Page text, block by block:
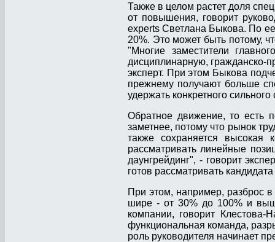
Также в целом растет доля
от повышения, говорит
experts Светлана Быкова. По
20%. Это может быть потому,
"Многие заместители
дисциплинарную, гражданско-
эксперт. При этом Быкова
прежнему получают больше
удержать конкретного сильного
Обратное движение, то есть
заметнее, потому что рынок
также сохраняется высокая
рассматривать линейные
даунгрейдинг", - говорит
готов рассматривать
При этом, например, разброс
шире - от 30% до 100% и
компании, говорит Клестова-
функциональная команда,
роль руководителя начинает